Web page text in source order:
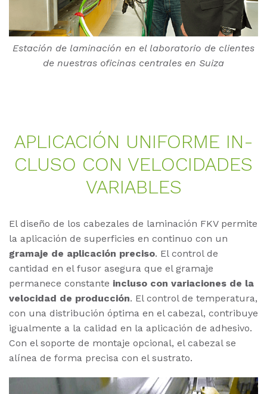
Estación de laminación en el laboratorio de clientes
de nuestras oficinas centrales en Suiza
AP­LI­CA­CIÓN UNI­FOR­ME IN­
CLU­SO CON VE­LO­CI­DA­DES
VA­RIA­BLES
El diseño de los cabezales de laminación FKV permite
la aplicación de superficies en continuo con un
gramaje de aplicación preciso. El control de
cantidad en el fusor asegura que el gramaje
permanece constante incluso con variaciones de la
velocidad de producción. El control de temperatura,
con una distribución óptima en el cabezal, contribuye
igualmente a la calidad en la aplicación de adhesivo.
Con el soporte de montaje opcional, el cabezal se
alínea de forma precisa con el sustrato.